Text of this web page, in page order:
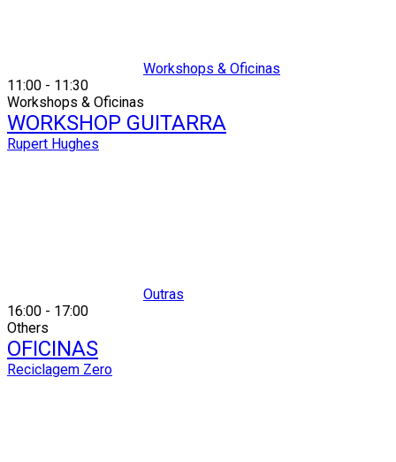
Workshops & Oficinas
11:00 - 11:30
Workshops & Oficinas
WORKSHOP GUITARRA
Rupert Hughes
Outras
16:00 - 17:00
Others
OFICINAS
Reciclagem Zero